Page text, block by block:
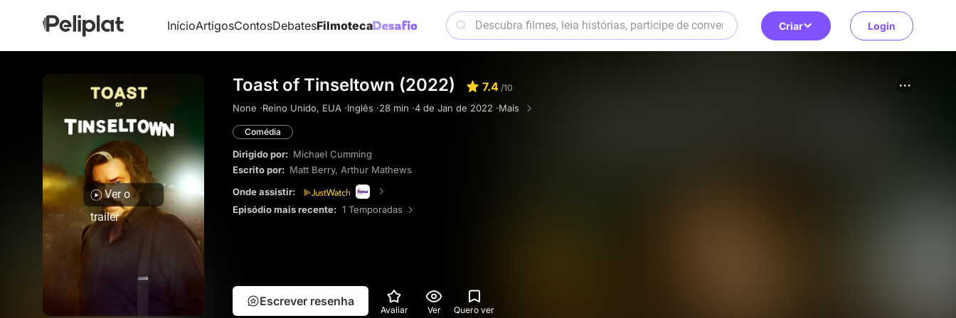
InícioArtigosContosDebatesFilmoteca Criar Login
Ver o
trailer
Toast of Tinseltown (2022) 7.4 /10
None ·Reino Unido, EUA ·Inglês ·28 min ·4 de Jan de 2022 ·Mais
Comédia
Dirigido por: Michael Cumming
Escrito por: Matt Berry, Arthur Mathews
Onde assistir:
Episódio mais recente: 1 Temporadas
Escrever resenha
Avaliar Ver Quero ver